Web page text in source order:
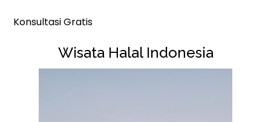
Konsultasi Gratis
Wisata Halal Indonesia